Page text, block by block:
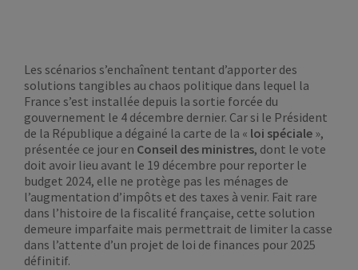
Les scénarios s’enchaînent tentant d’apporter des
solutions tangibles au chaos politique dans lequel la
France s’est installée depuis la sortie forcée du
gouvernement le 4 décembre dernier. Car si le Président
de la République a dégainé la carte de la « loi spéciale »,
présentée ce jour en Conseil des ministres, dont le vote
doit avoir lieu avant le 19 décembre pour reporter le
budget 2024, elle ne protège pas les ménages de
l’augmentation d’impôts et des taxes à venir. Fait rare
dans l’histoire de la fiscalité française, cette solution
demeure imparfaite mais permettrait de limiter la casse
dans l’attente d’un projet de loi de finances pour 2025
définitif.